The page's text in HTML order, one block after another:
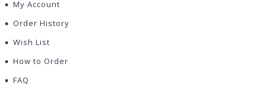
My Account
Order History
Wish List
How to Order
FAQ